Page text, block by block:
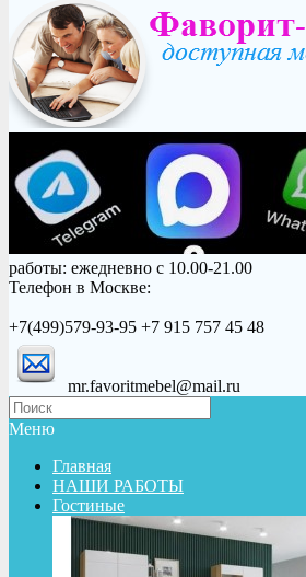
работы: ежедневно с 10.00-21.00
Телефон в Москве:
+7(499)579-93-95 +7 915 757 45 48
mr.favoritmebel@mail.ru
Меню
Главная
НАШИ РАБОТЫ
Гостиные